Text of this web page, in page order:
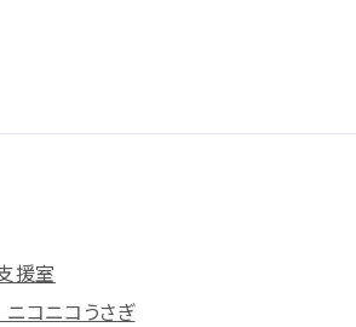
援室
コニコうさぎ